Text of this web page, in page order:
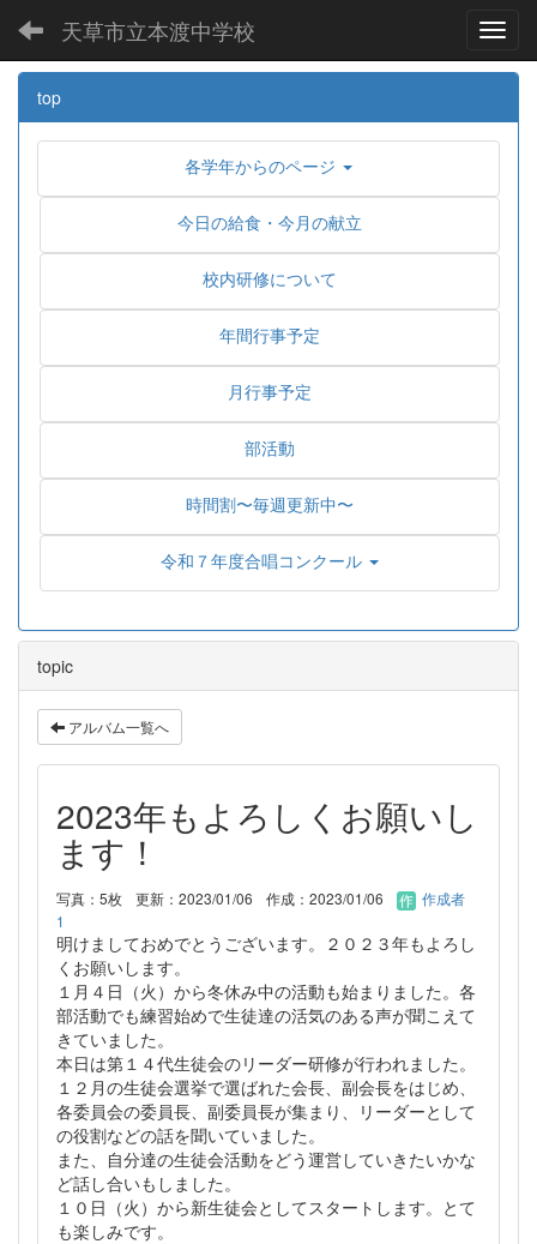
天草市立本渡中学校
top
各学年からのページ
今日の給食・今月の献立
校内研修について
年間行事予定
月行事予定
部活動
時間割〜毎週更新中〜
令和７年度合唱コンクール
topic
アルバム一覧へ
2023年もよろしくお願いし
ます！
写真：5枚 更新：2023/01/06 作成：2023/01/06
作成者
1
明けましておめでとうございます。２０２３年もよろし
くお願いします。
１月４日（火）から冬休み中の活動も始まりました。各
部活動でも練習始めで生徒達の活気のある声が聞こえて
きていました。
本日は第１４代生徒会のリーダー研修が行われました。
１２月の生徒会選挙で選ばれた会長、副会長をはじめ、
各委員会の委員長、副委員長が集まり、リーダーとして
の役割などの話を聞いていました。
また、自分達の生徒会活動をどう運営していきたいかな
ど話し合いもしました。
１０日（火）から新生徒会としてスタートします。とて
も楽しみです。